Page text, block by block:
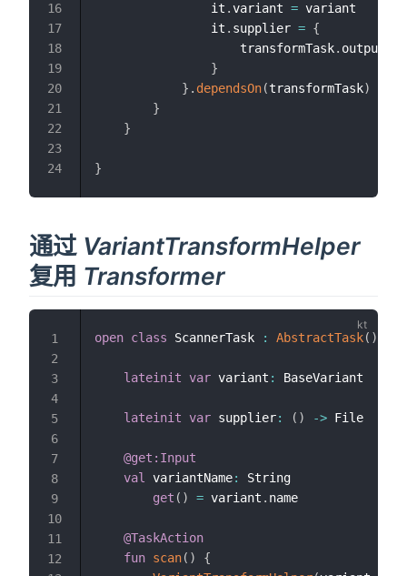
                it
.variant = variant
                it
. supplier = {
                    transformTask
. outputs
}
} . dependsOn(transformTask)
}
}
}
16
17
18
19
20
21
22
23
24
通过 VariantTransformHelper
复用 Transformer
open class ScannerTask : AbstractTask( )
lateinit var variant : BaseVariant
lateinit var supplier: ( ) -> File
@get:Input
val variantName:
String
get ( ) = variant . name
@TaskAction
fun scan( )
{
1
2
3
4
5
6
7
8
9
10
11
12